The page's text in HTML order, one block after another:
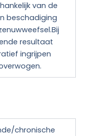
van de
beschadiging
resultaat
ingrijpen
chronische